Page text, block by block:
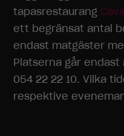
tapasrestaurang
ett begränsat antal
endast matgäster
Platserna går
054 22 22 10. Vilka
respektive